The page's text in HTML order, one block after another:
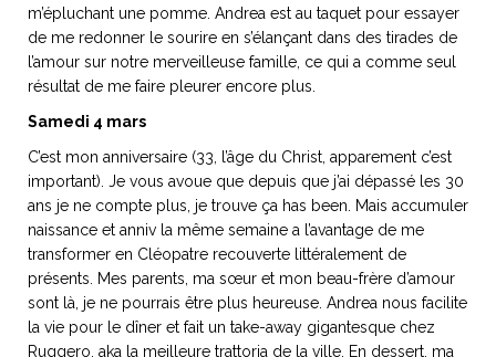
m’épluchant une pomme. Andrea est au taquet pour essayer
de me redonner le sourire en s’élançant dans des tirades de
l’amour sur notre merveilleuse famille, ce qui a comme seul
résultat de me faire pleurer encore plus.
Samedi 4 mars
C’est mon anniversaire (33, l’âge du Christ, apparement c’est
important). Je vous avoue que depuis que j’ai dépassé les 30
ans je ne compte plus, je trouve ça has been. Mais accumuler
naissance et anniv la même semaine a l’avantage de me
transformer en Cléopatre recouverte littéralement de
présents. Mes parents, ma sœur et mon beau-frère d’amour
sont là, je ne pourrais être plus heureuse. Andrea nous facilite
la vie pour le dîner et fait un take-away gigantesque chez
Ruggero, aka la meilleure trattoria de la ville. En dessert, ma